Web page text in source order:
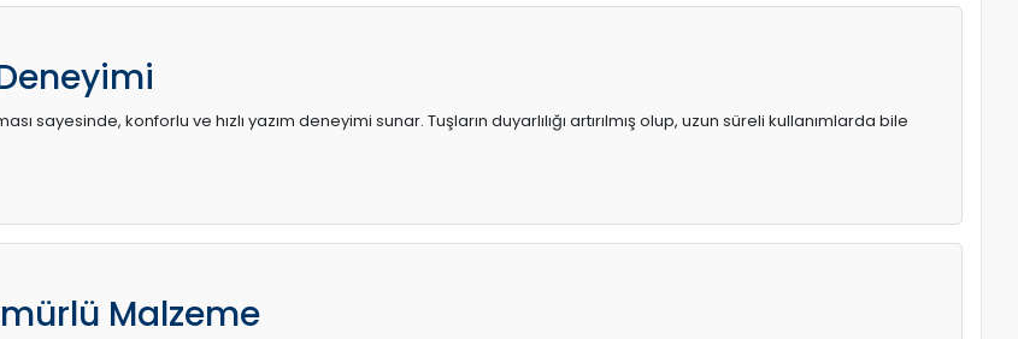
sayesinde, konforlu ve hızlı yazım deneyimi sunar. Tuşların duyarlılığı artırılmış olup, uzun süreli kullanımlarda bile
Malzeme